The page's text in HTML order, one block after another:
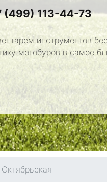
(499) 113-44-73
инструментов
мотобуров в самое